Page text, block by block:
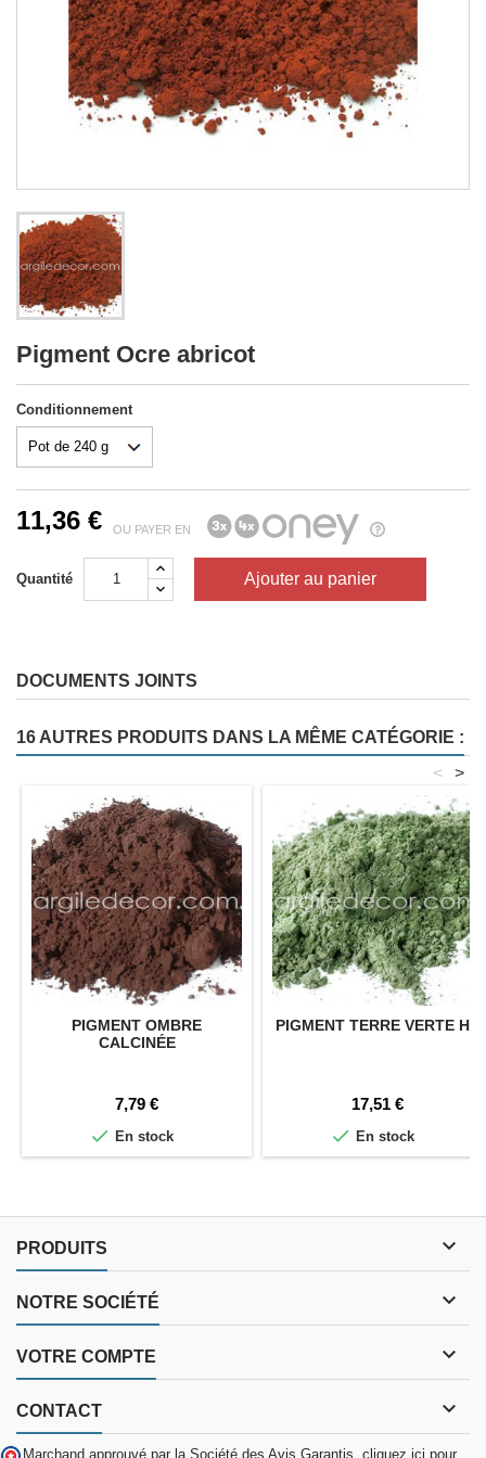
Pigment Ocre abricot
Conditionnement
11,36 € OU PAYER EN
Quantité Ajouter au panier
DOCUMENTS JOINTS
16 AUTRES PRODUITS DANS LA MÊME CATÉGORIE :
>
<
PIGMENT OMBRE
CALCINÉE
Prix
7,79 €
 En stock
PIGMENT TERRE VERTE HC
Prix
17,51 €
 En stock
PRODUITS 
NOTRE SOCIÉTÉ 
VOTRE COMPTE 
CONTACT 
Marchand approuvé par la Société des Avis Garantis, cliquez ici pour